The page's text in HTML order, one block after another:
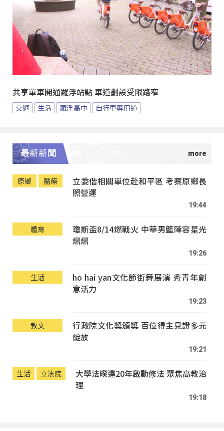
共享單車開通羅浮站點 車道劃設受限路窄
交通 生活 羅浮高中 自行車專用道
最新新聞
原鄉 醫療
立委偕相關單位赴和平區 考察原鄉長
照營運
19:44
體育
瓊斯盃8/14燃戰火 中華男籃陣容星光
熠熠
19:26
生活
ho hai yan文化節街舞展演 秀青年創
意活力
19:23
教文
行政院文化獎頒獎 百位得主見證多元
綻放
19:21
生活 立法院
大學法暌違20年啟動修法 聚焦高教治
理
19:18